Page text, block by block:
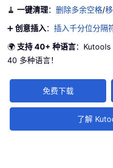
🧹 一键清理： 删除多余空格/
➕ 创意插入： 插入千分位分隔
🌍 支持 40+ 种语言：
40 多种语言！
免费下载
了解